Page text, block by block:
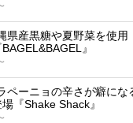
県産黒糖や夏野菜を使用
』
ペーニョの辛さが癖にな
『Shake Shack』